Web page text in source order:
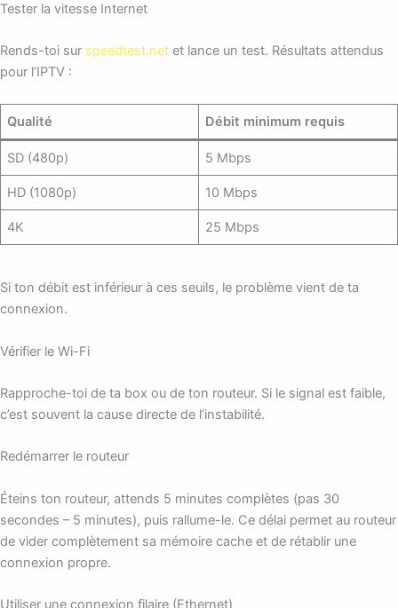
Tester la vitesse Internet
Rends-toi sur speedtest.net et lance un test. Résultats attendus
pour l’IPTV :
Qualité Débit minimum requis
SD (480p) 5 Mbps
HD (1080p) 10 Mbps
4K 25 Mbps
Si ton débit est inférieur à ces seuils, le problème vient de ta
connexion.
Vérifier le Wi-Fi
Rapproche-toi de ta box ou de ton routeur. Si le signal est faible,
c’est souvent la cause directe de l’instabilité.
Redémarrer le routeur
Éteins ton routeur, attends 5 minutes complètes (pas 30
secondes – 5 minutes), puis rallume-le. Ce délai permet au routeur
de vider complètement sa mémoire cache et de rétablir une
connexion propre.
Utiliser une connexion filaire (Ethernet)